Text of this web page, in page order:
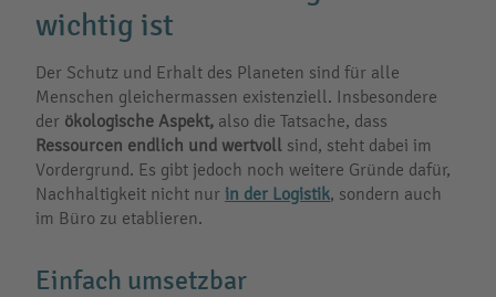
wichtig ist
Der Schutz und Erhalt des Planeten sind für alle
Menschen gleichermassen existenziell. Insbesondere
der ökologische Aspekt, also die Tatsache, dass
Ressourcen endlich und wertvoll sind, steht dabei im
Vordergrund. Es gibt jedoch noch weitere Gründe dafür,
Nachhaltigkeit nicht nur in der Logistik, sondern auch
im Büro zu etablieren.
Einfach umsetzbar